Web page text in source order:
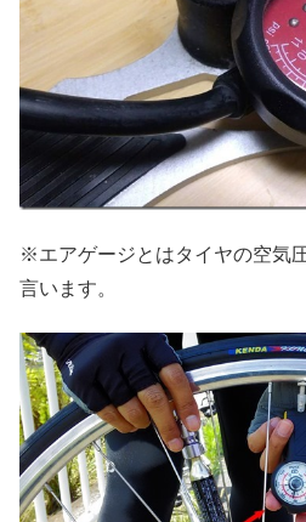
※エアゲージとはタイヤの空気
言います。